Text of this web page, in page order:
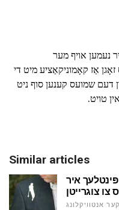
נעמען אויף מער
אַז קאָמוניקאַציע מיט די
דעם שמועס קענען סוף ניט
טויט.
Similar articles
איר
צו צוגרייטן
אנטוויקלונג